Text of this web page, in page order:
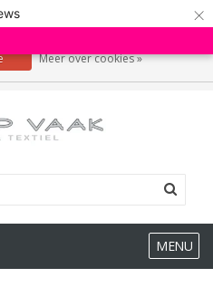
×
MENU
te verbeteren. Is dat akkoord?
Meer over cookies »